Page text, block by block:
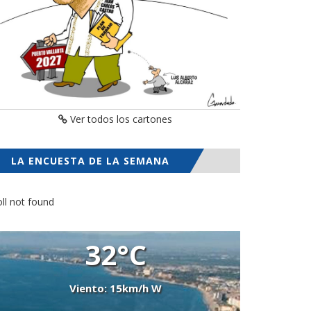
Ver todos los cartones
LA ENCUESTA DE LA SEMANA
not found
32°C
Viento: 15km/h W